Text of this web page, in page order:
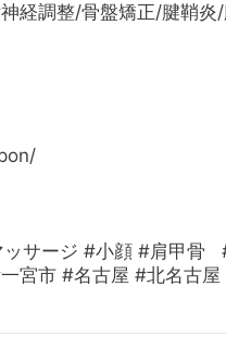
経調整/骨盤矯正/腱鞘炎/
サージ #小顔 #肩甲骨
宮市 #名古屋 #北名古